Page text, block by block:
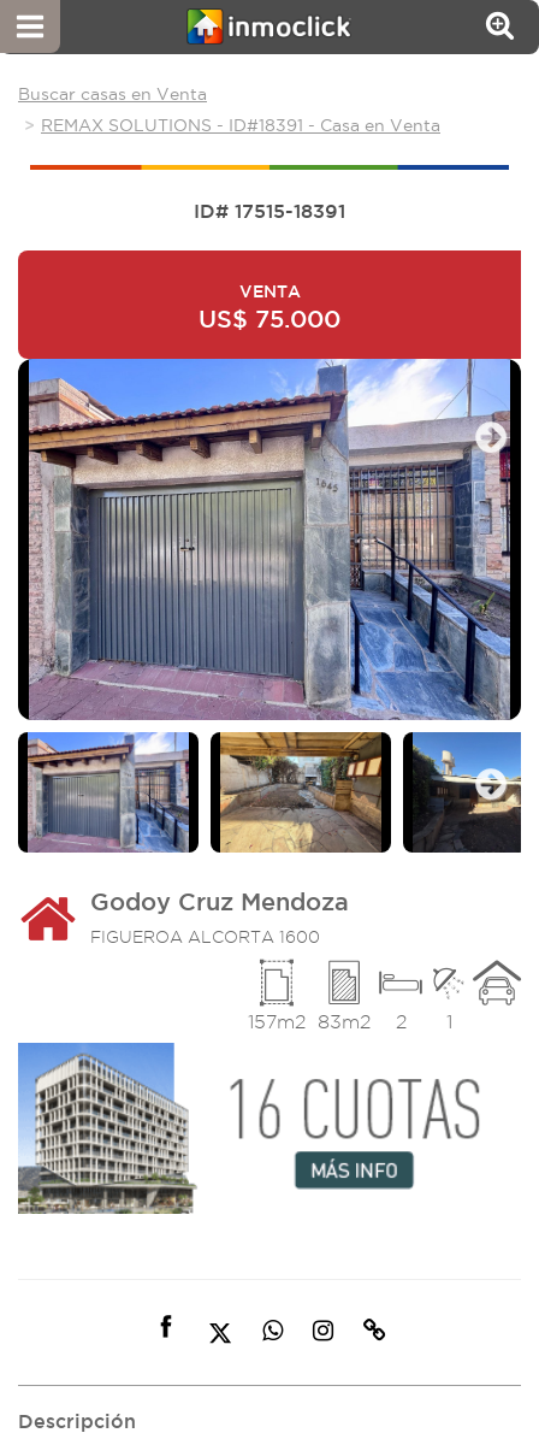
Buscar casas en Venta
REMAX SOLUTIONS - ID#18391 - Casa en Venta
ID# 17515-18391
VENTA
US$ 75.000
Next
Next
Godoy Cruz Mendoza
FIGUEROA ALCORTA 1600
1
2
83m2
157m2
Descripción